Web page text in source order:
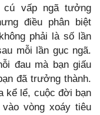
cú vấp ngã tưởng
điều phân biệt
phải là số lần
mỗi lần gục ngã.
đau mà bạn giấu
đã trưởng thành.
kể lể, cuộc đời bạn
vòng xoáy tiêu